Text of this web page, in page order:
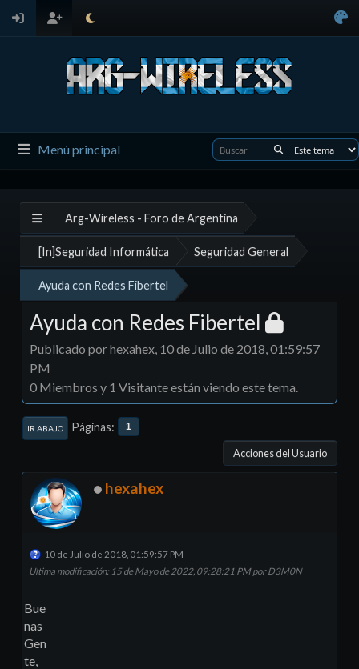
Menú principal
Arg-Wireless - Foro de Argentina
[In]Seguridad Informática Seguridad General
Ayuda con Redes Fibertel
Ayuda con Redes Fibertel
Publicado por hexahex, 10 de Julio de 2018, 01:59:57
PM
0 Miembros y 1 Visitante están viendo este tema.
IR ABAJO Páginas 1
Acciones del Usuario
hexahex
10 de Julio de 2018, 01:59:57 PM
Ultima modificación: 15 de Mayo de 2022, 09:28:21 PM por D3M0N
Bue
nas
Gen
te,